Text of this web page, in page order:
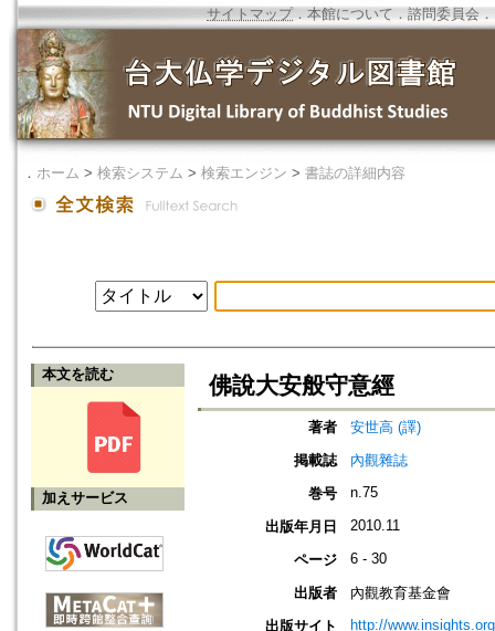
サイトマップ．本館について ． 諮問委員会 ．
． ホーム > 検索システム > 検索エンジン > 書誌の詳細内容
本文を読む
加えサービス
佛說大安般守意經
著者
安世高 (譯)
掲載誌
內觀雜誌
巻号
n.75
出版年月日 2010.11
ページ 6 - 30
出版者
內觀教育基金會
出版サイト
http://